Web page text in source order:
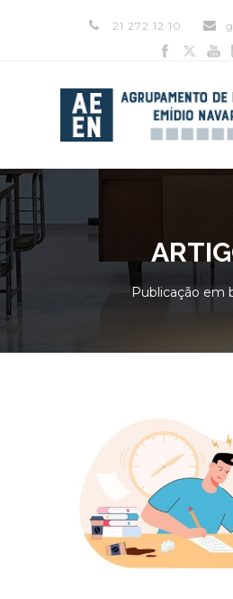
21 272 12 10
Publicação em